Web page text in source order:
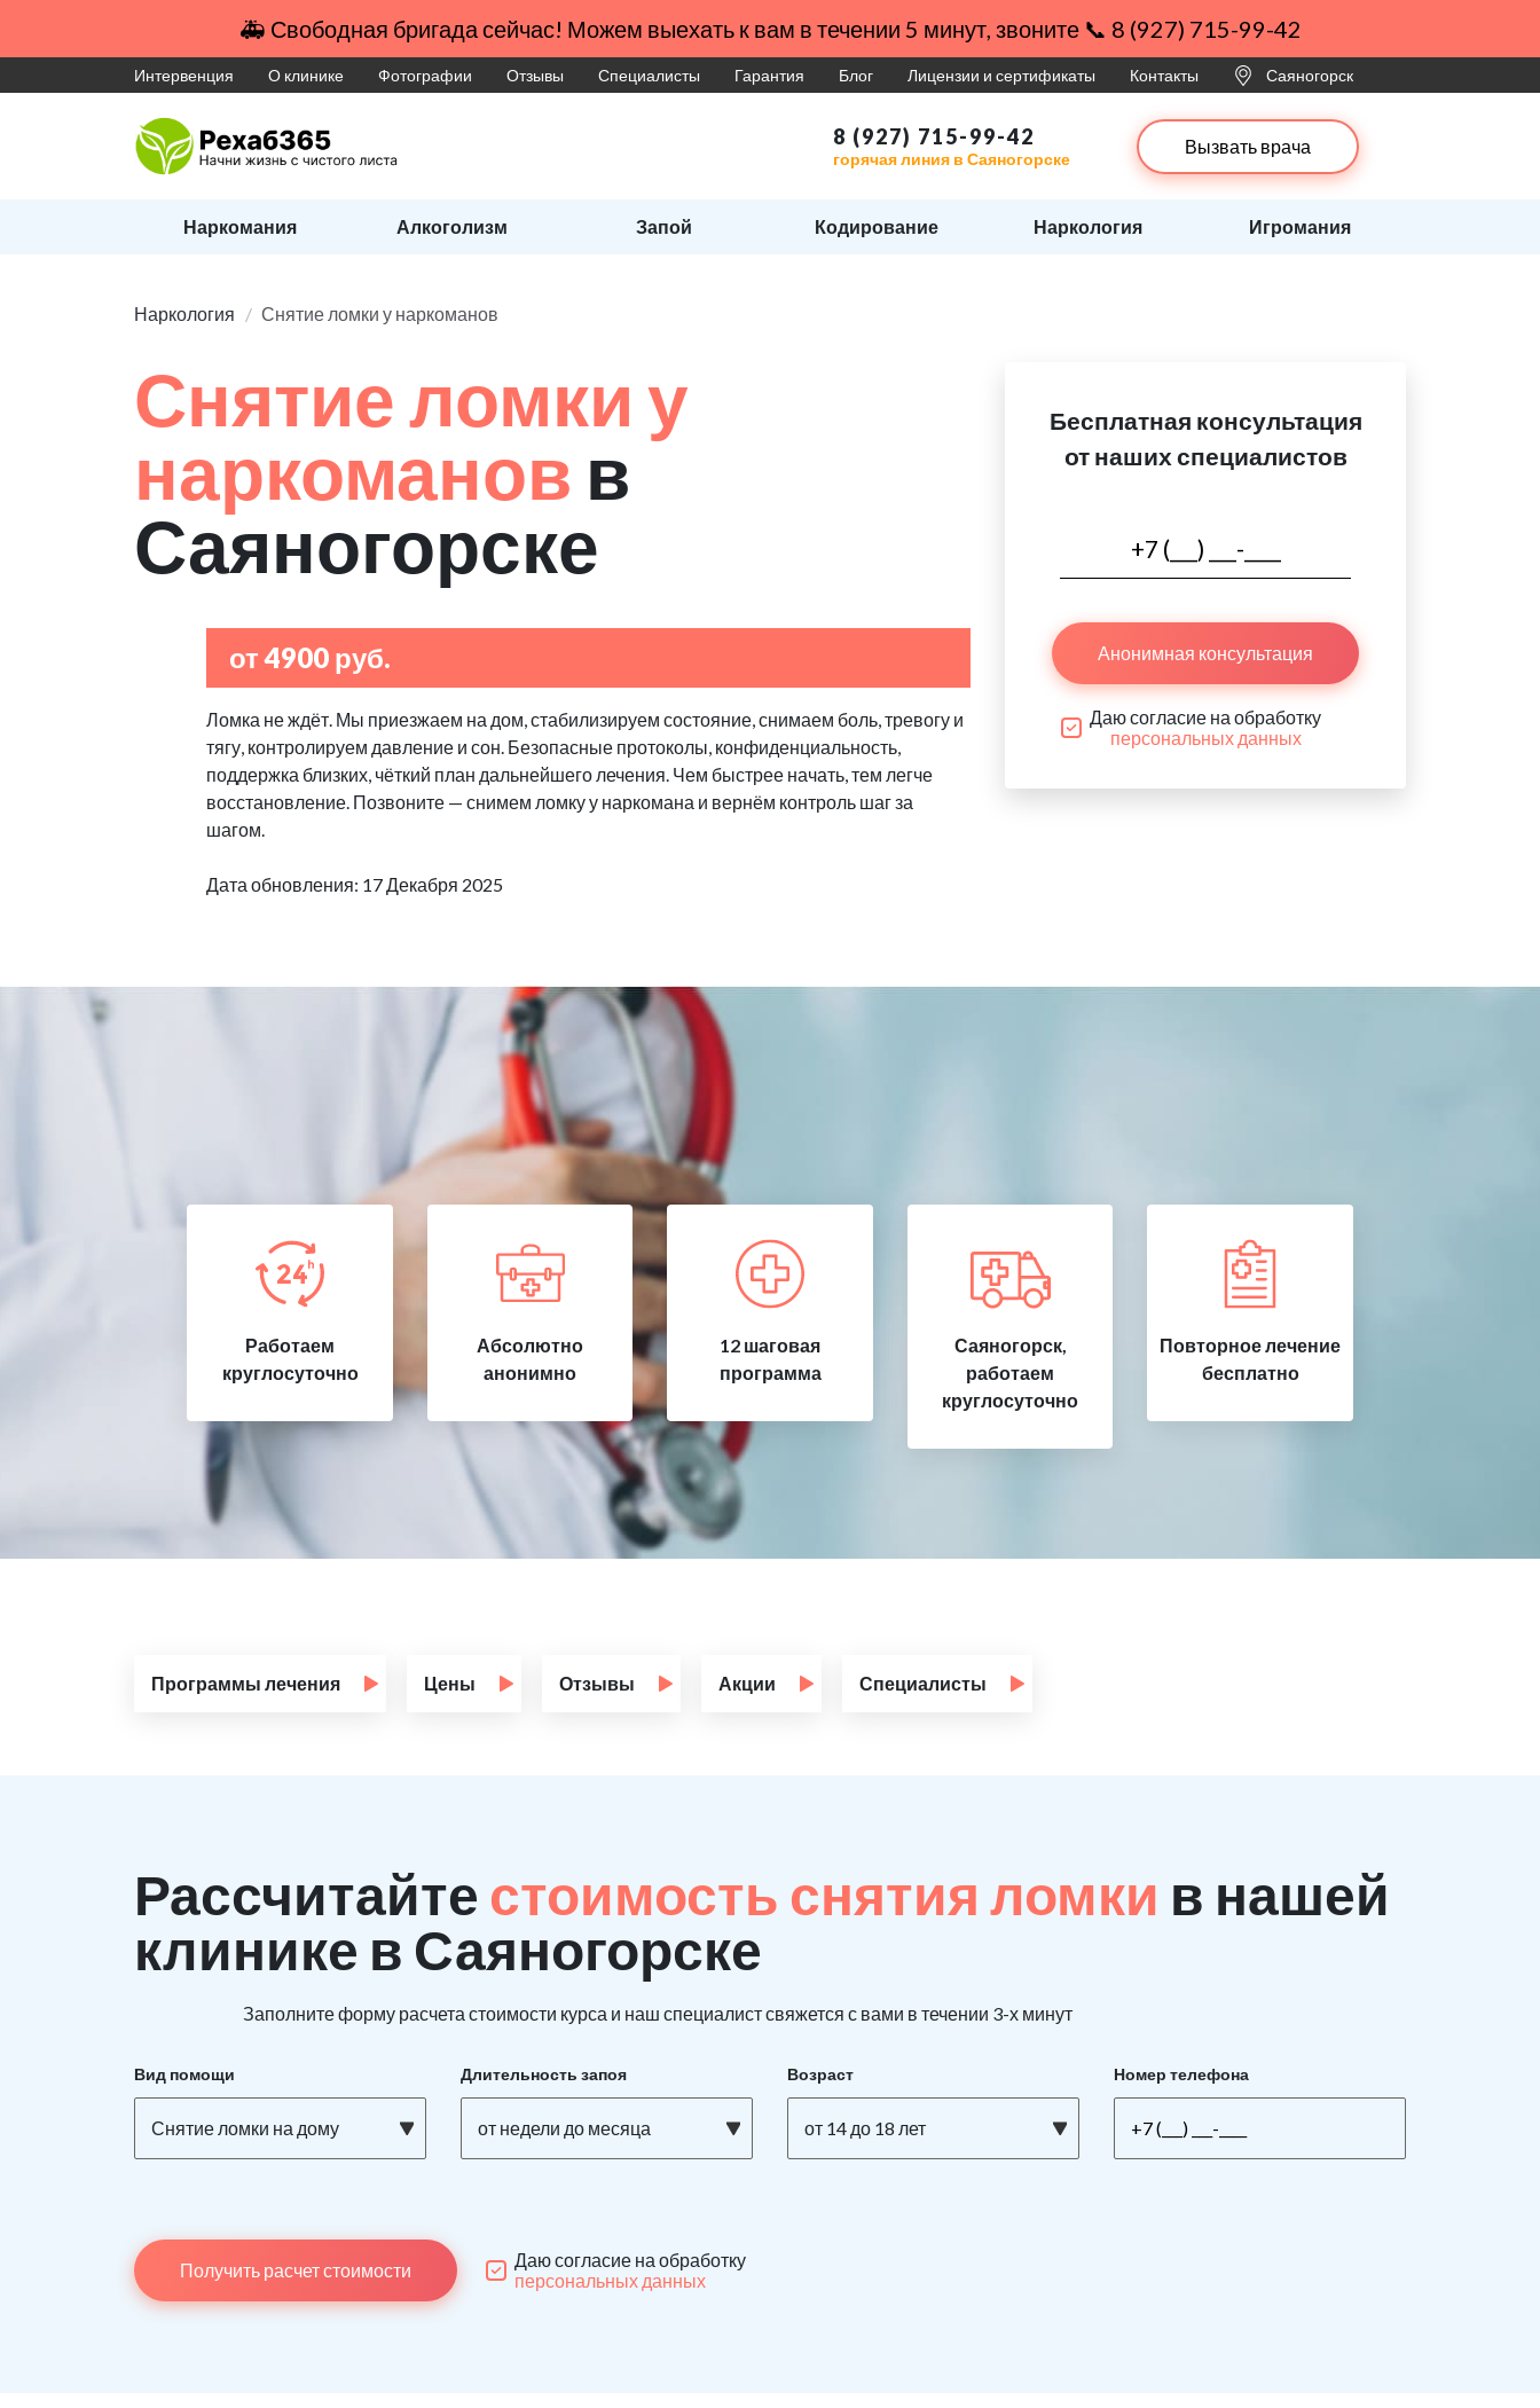
🚑 Свободная бригада сейчас! Можем выехать к вам в течении 5 минут, звоните 📞 8 (927) 715-99-42
Интервенция О клинике Фотографии Отзывы Специалисты Гарантия Блог Лицензии и сертификаты Контакты Саяногорск
8 (927) 715-99-42
горячая линия в Саяногорске
Вызвать врача
Наркомания Алкоголизм Запой Кодирование Наркология Игромания
Наркология Снятие ломки у наркоманов
Снятие ломки у
наркоманов в
Саяногорске
от 4900 руб.
Ломка не ждёт. Мы приезжаем на дом, стабилизируем состояние, снимаем боль, тревогу и
тягу, контролируем давление и сон. Безопасные протоколы, конфиденциальность,
поддержка близких, чёткий план дальнейшего лечения. Чем быстрее начать, тем легче
восстановление. Позвоните — снимем ломку у наркомана и вернём контроль шаг за
шагом.
Дата обновления: 17 Декабря 2025
Бесплатная консультация
от наших специалистов
Анонимная консультация
Даю согласие на обработку
персональных данных
Работаем
круглосуточно
Абсолютно
анонимно
12 шаговая
программа
Саяногорск,
работаем
круглосуточно
Повторное лечение
бесплатно
Программы лечения Цены Отзывы Акции Специалисты
Рассчитайте стоимость снятия ломки в нашей
клинике в Саяногорске
Заполните форму расчета стоимости курса и наш специалист свяжется с вами в течении 3-х минут
Вид помощи
Снятие ломки на дому
Длительность запоя
от недели до месяца
Возраст
от 14 до 18 лет
Номер телефона
Получить расчет стоимости
Даю согласие на обработку
персональных данных